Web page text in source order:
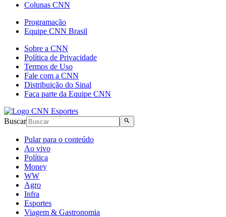
Colunas CNN
Programação
Equipe CNN Brasil
Sobre a CNN
Política de Privacidade
Termos de Uso
Fale com a CNN
Distribuição do Sinal
Faça parte da Equipe CNN
Buscar
Pular para o conteúdo
Ao vivo
Política
Money
WW
Agro
Infra
Esportes
Viagem & Gastronomia